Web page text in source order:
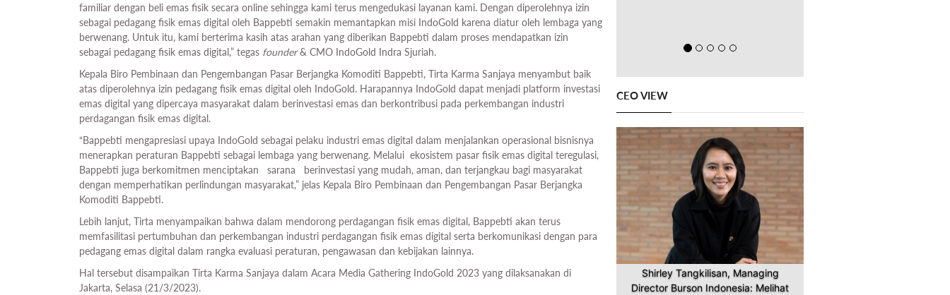
familiar dengan beli emas fisik secara online sehingga kami terus mengedukasi layanan kami. Dengan diperolehnya izin
sebagai pedagang fisik emas digital oleh Bappebti semakin memantapkan misi IndoGold karena diatur oleh lembaga yang
berwenang. Untuk itu, kami berterima kasih atas arahan yang diberikan Bappebti dalam proses mendapatkan izin
sebagai pedagang fisik emas digital,” tegas founder& CMO IndoGold Indra Sjuriah.
Kepala Biro Pembinaan dan Pengembangan Pasar Berjangka Komoditi Bappebti, Tirta Karma Sanjaya menyambut baik
atas diperolehnya izin pedagang fisik emas digital oleh IndoGold. Harapannya IndoGold dapat menjadi platform investasi
emas digital yang dipercaya masyarakat dalam berinvestasi emas dan berkontribusi pada perkembangan industri
perdagangan fisik emas digital.
“Bappebti mengapresiasi upaya IndoGold sebagai pelaku industri emas digital dalam menjalankan operasional bisnisnya
menerapkan peraturan Bappebti sebagai lembaga yang berwenang. Melalui ekosistem pasar fisik emas digital teregulasi,
Bappebti juga berkomitmen menciptakan sarana berinvestasi yang mudah, aman, dan terjangkau bagi masyarakat
dengan memperhatikan perlindungan masyarakat,” jelas Kepala Biro Pembinaan dan Pengembangan Pasar Berjangka
Komoditi Bappebti.
Lebih lanjut, Tirta menyampaikan bahwa dalam mendorong perdagangan fisik emas digital, Bappebti akan terus
memfasilitasi pertumbuhan dan perkembangan industri perdagangan fisik emas digital serta berkomunikasi dengan para
pedagang emas digital dalam rangka evaluasi peraturan, pengawasan dan kebijakan lainnya.
Hal tersebut disampaikan Tirta Karma Sanjaya dalam Acara Media Gathering IndoGold 2023 yang dilaksanakan di
Jakarta, Selasa (21/3/2023).
CEO VIEW
Shirley Tangkilisan, Managing
Director Burson Indonesia: Melihat
Previous Next